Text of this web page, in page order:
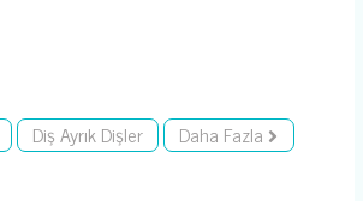
Diş Ayrık Dişler Daha Fazla